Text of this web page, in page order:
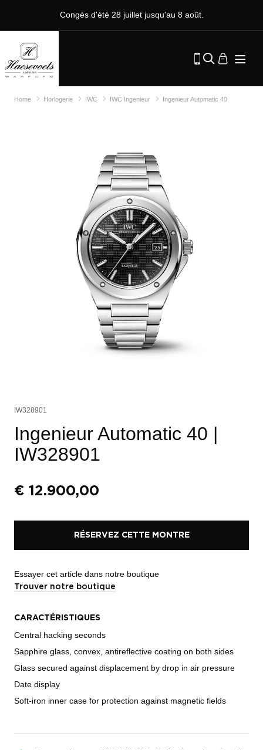
Congés d'été 28 juillet jusqu'au 8 août.
Home Horlogerie IWC IWC Ingenieur Ingenieur Automatic 40
IW328901
Ingenieur Automatic 40 |
IW328901
€ 12.900,00
RÉSERVEZ CETTE MONTRE
Essayer cet article dans notre boutique
Trouver notre boutique
CARACTÉRISTIQUES
Central hacking seconds
Sapphire glass, convex, antireflective coating on both sides
Glass secured against displacement by drop in air pressure
Date display
Soft-iron inner case for protection against magnetic fields